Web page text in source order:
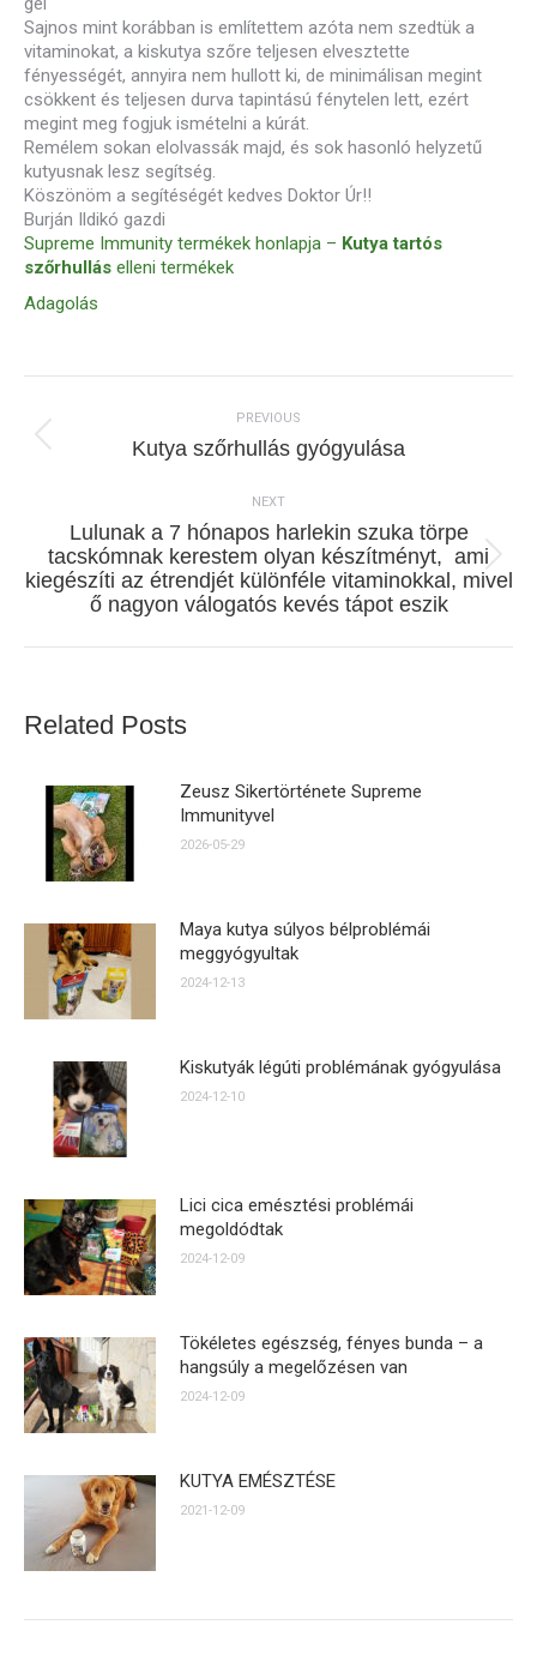
Sajnos mint korábban is említettem azóta nem szedtük a
vitaminokat, a kiskutya szőre teljesen elvesztette
fényességét, annyira nem hullott ki, de minimálisan megint
csökkent és teljesen durva tapintású fénytelen lett, ezért
megint meg fogjuk ismételni a kúrát.
Remélem sokan elolvassák majd, és sok hasonló helyzetű
kutyusnak lesz segítség.
Köszönöm a segítéségét kedves Doktor Úr!!
Burján Ildikó gazdi
Supreme Immunity termékek honlapja – Kutya tartós
szőrhullás elleni termékek
Adagolás
navigation
PREVIOUS
Previous
post:
Kutya szőrhullás gyógyulása
NEXT
Next
post:
Lulunak a 7 hónapos harlekin szuka törpe
tacskómnak kerestem olyan készítményt, ami
kiegészíti az étrendjét különféle vitaminokkal, mivel
ő nagyon válogatós kevés tápot eszik
Related Posts
Zeusz Sikertörténete Supreme
Immunityvel
2026-05-29
Maya kutya súlyos bélproblémái
meggyógyultak
2024-12-13
Kiskutyák légúti problémának gyógyulása
2024-12-10
Lici cica emésztési problémái
megoldódtak
2024-12-09
Tökéletes egészség, fényes bunda – a
hangsúly a megelőzésen van
2024-12-09
KUTYA EMÉSZTÉSE
2021-12-09